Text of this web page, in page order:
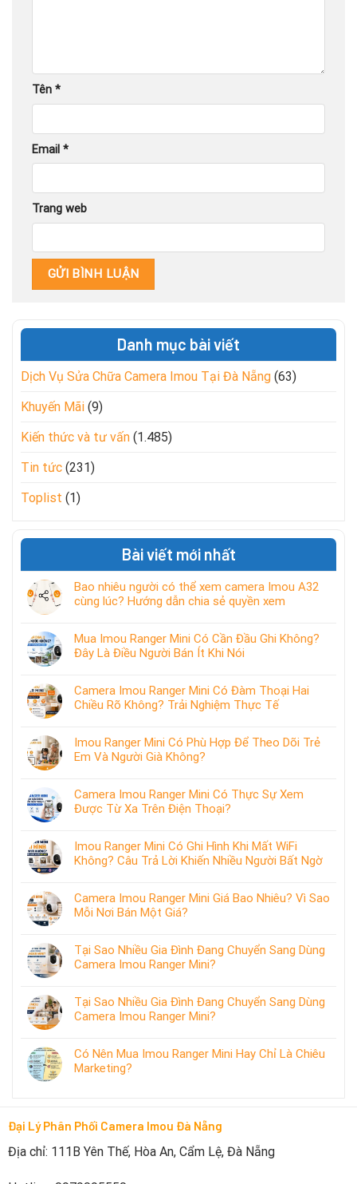
Tên *
Email *
Trang web
Danh mục bài viết
Dịch Vụ Sửa Chữa Camera Imou Tại Đà Nẵng (63)
Khuyến Mãi (9)
Kiến thức và tư vấn (1.485)
Tin tức (231)
Toplist (1)
Bài viết mới nhất
Bao nhiêu người có thể xem camera Imou A32
cùng lúc? Hướng dẫn chia sẻ quyền xem
Mua Imou Ranger Mini Có Cần Đầu Ghi Không?
Đây Là Điều Người Bán Ít Khi Nói
Camera Imou Ranger Mini Có Đàm Thoại Hai
Chiều Rõ Không? Trải Nghiệm Thực Tế
Imou Ranger Mini Có Phù Hợp Để Theo Dõi Trẻ
Em Và Người Già Không?
Camera Imou Ranger Mini Có Thực Sự Xem
Được Từ Xa Trên Điện Thoại?
Imou Ranger Mini Có Ghi Hình Khi Mất WiFi
Không? Câu Trả Lời Khiến Nhiều Người Bất Ngờ
Camera Imou Ranger Mini Giá Bao Nhiêu? Vì Sao
Mỗi Nơi Bán Một Giá?
Tại Sao Nhiều Gia Đình Đang Chuyển Sang Dùng
Camera Imou Ranger Mini?
Tại Sao Nhiều Gia Đình Đang Chuyển Sang Dùng
Camera Imou Ranger Mini?
Có Nên Mua Imou Ranger Mini Hay Chỉ Là Chiêu
Marketing?
Đại Lý Phân Phối Camera Imou Đà Nẵng
Địa chỉ: 111B Yên Thế, Hòa An, Cẩm Lệ, Đà Nẵng